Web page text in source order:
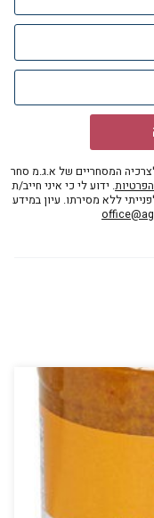
המסחריים של א.ג.מ סחר
. ידוע לי כי איני חייב/ת
ללא מסירתו. עיון במידע